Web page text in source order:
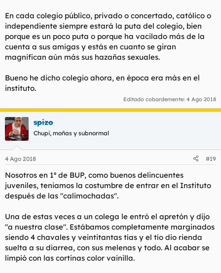
En cada colegio público, privado o concertado, católico o
independiente siempre estará la puta del colegio, bien
porque es un poco puta o porque ha vacilado más de la
cuenta a sus amigas y estás en cuanto se giran
magnifican aún más sus hazañas sexuales.
Bueno he dicho colegio ahora, en época era más en el
instituto.
Editado cobardemente: 4 Ago 2018
spizo
Chupi, moñas y subnormal
4 Ago 2018 #19
Nosotros en 1º de BUP, como buenos delincuentes
juveniles, teniamos la costumbre de entrar en el Instituto
después de las "calimochadas".
Una de estas veces a un colega le entró el apretón y dijo
"a nuestra clase". Estábamos completamente marginados
siendo 4 chavales y veintitantas tías y el tío dio rienda
suelta a su diarrea, con sus melenas y todo. Al acabar se
limpió con las cortinas color vainilla.